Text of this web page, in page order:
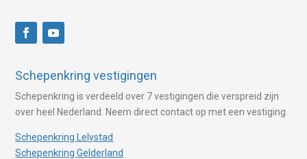
Schepenkring vestigingen
Schepenkring is verdeeld over 7 vestigingen die verspreid zijn
over heel Nederland. Neem direct contact op met een vestiging.
Schepenkring Lelystad
Schepenkring Gelderland